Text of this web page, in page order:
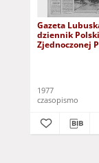
Gazeta
dziennik
Zjednoczonej
1977
czasopismo